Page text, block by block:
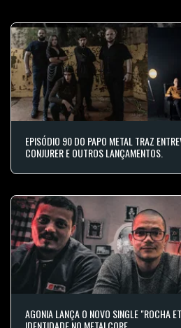
EPISÓDIO 90 DO PAPO METAL TRAZ
CONJURER E OUTROS LANÇAMENTOS.
AGONIA LANÇA O NOVO SINGLE "ROCHA